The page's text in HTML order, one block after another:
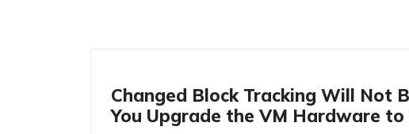
Changed Block Tracking Will Not
You Upgrade the VM Hardware to